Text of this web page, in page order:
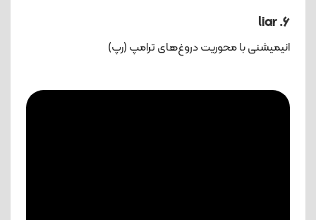
6. liar
انیمیشنی با محوریت دروغ‌های ترامپ (رپ)